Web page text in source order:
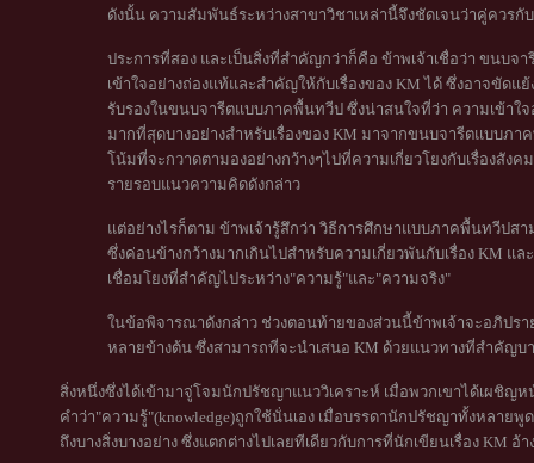
ดังนั้น ความสัมพันธ์ระหว่างสาขาวิชาเหล่านี้จึงชัดเจนว่าคู่ควรกับ
ประการที่สอง และเป็นสิ่งที่สำคัญกว่าก็คือ ข้าพเจ้าเชื่อว่า ขนบจ
เข้าใจอย่างถ่องแท้และสำคัญให้กับเรื่องของ KM ได้ ซึ่งอาจขัดแ
รับรองในขนบจารีตแบบภาคพื้นทวีป ซึ่งน่าสนใจที่ว่า ความเข้าใ
มากที่สุดบางอย่างสำหรับเรื่องของ KM มาจากขนบจารีตแบบภ
โน้มที่จะกวาดตามองอย่างกว้างๆไปที่ความเกี่ยวโยงกับเรื่องสังค
รายรอบแนวความคิดดังกล่าว
แต่อย่างไรก็ตาม ข้าพเจ้ารู้สึกว่า วิธีการศึกษาแบบภาคพื้นทวีปส
ซึ่งค่อนข้างกว้างมากเกินไปสำหรับความเกี่ยวพันกับเรื่อง KM แ
เชื่อมโยงที่สำคัญไประหว่าง"ความรู้"และ"ความจริง"
ในข้อพิจารณาดังกล่าว ช่วงตอนท้ายของส่วนนี้ข้าพเจ้าจะอภิปรา
หลายข้างต้น ซึ่งสามารถที่จะนำเสนอ KM ด้วยแนวทางที่สำคัญบ
สิ่งหนึ่งซึ่งได้เข้ามาจู่โจมนักปรัชญาแนววิเคราะห์ เมื่อพวกเขาได้เผชิญ
คำว่า"ความรู้"(knowledge)ถูกใช้นั่นเอง เมื่อบรรดานักปรัชญาทั้งหลาย
ถึงบางสิ่งบางอย่าง ซึ่งแตกต่างไปเลยทีเดียวกับการที่นักเขียนเรื่อง KM อ้